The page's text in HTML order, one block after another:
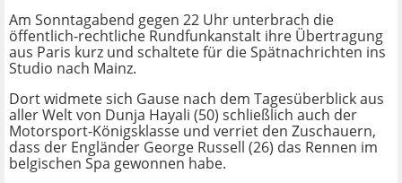
Am Sonntagabend gegen 22 Uhr unterbrach die
öffentlich-rechtliche Rundfunkanstalt ihre Übertragung
aus Paris kurz und schaltete für die Spätnachrichten ins
Studio nach Mainz.
Dort widmete sich Gause nach dem Tagesüberblick aus
aller Welt von Dunja Hayali (50) schließlich auch der
Motorsport-Königsklasse und verriet den Zuschauern,
dass der Engländer George Russell (26) das Rennen im
belgischen Spa gewonnen habe.